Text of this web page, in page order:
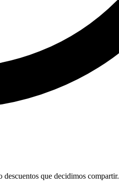
que decidimos compartir.